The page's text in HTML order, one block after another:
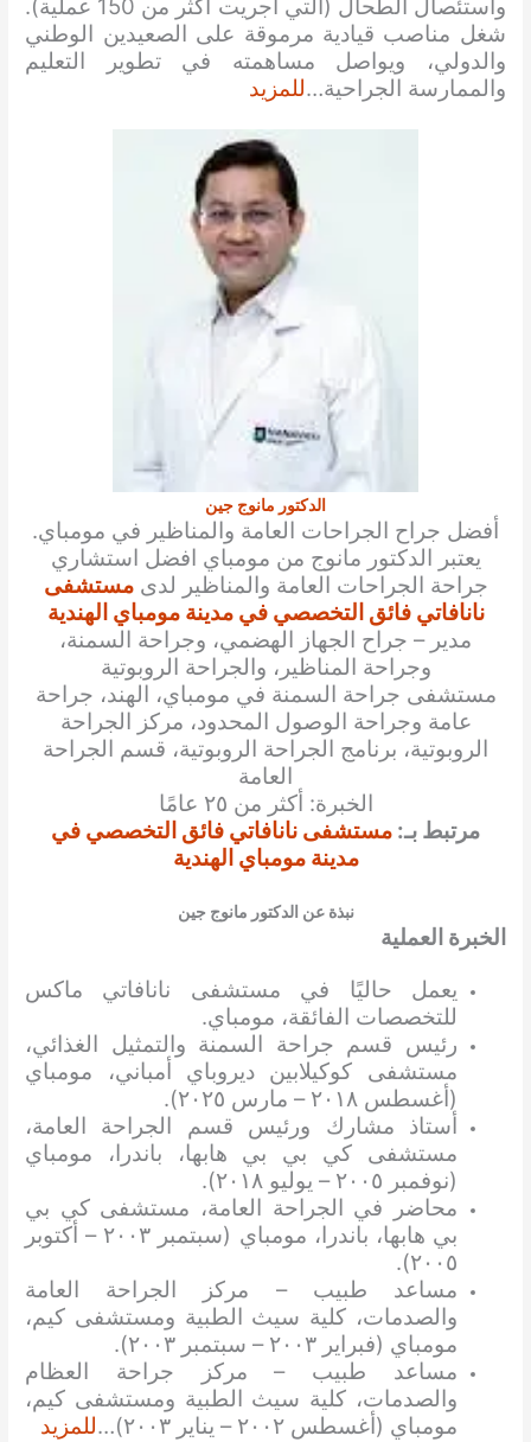
واستئصال الطحال (التي أجريت أكثر من 150 عملية).
شغل مناصب قيادية مرموقة على الصعيدين الوطني
والدولي، ويواصل مساهمته في تطوير التعليم
والممارسة الجراحية…للمزيد
الدكتور مانوج جين
أفضل جراح الجراحات العامة والمناظير في مومباي.
يعتبر الدكتور مانوج من مومباي افضل استشاري
جراحة الجراحات العامة والمناظير لدىمستشفى
نانافاتي فائق التخصصي في مدينة مومباي الهندية
مدير – جراح الجهاز الهضمي، وجراحة السمنة،
وجراحة المناظير، والجراحة الروبوتية
مستشفى جراحة السمنة في مومباي، الهند، جراحة
عامة وجراحة الوصول المحدود، مركز الجراحة
الروبوتية، برنامج الجراحة الروبوتية، قسم الجراحة
العامة
الخبرة: أكثر من ٢٥ عامًا
مرتبط بـ: مستشفى نانافاتي فائق التخصصي في
مدينة مومباي الهندية
نبذة عن الدكتور مانوج جين
الخبرة العملية
يعمل حاليًا في مستشفى نانافاتي ماكس
للتخصصات الفائقة، مومباي.
رئيس قسم جراحة السمنة والتمثيل الغذائي،
مستشفى كوكيلابين ديروباي أمباني، مومباي
(أغسطس ٢٠١٨ – مارس ٢٠٢٥).
أستاذ مشارك ورئيس قسم الجراحة العامة،
مستشفى كي بي بي هابها، باندرا، مومباي
(نوفمبر ٢٠٠٥ – يوليو ٢٠١٨).
محاضر في الجراحة العامة، مستشفى كي بي
بي هابها، باندرا، مومباي (سبتمبر ٢٠٠٣ – أكتوبر
٢٠٠٥).
مساعد طبيب – مركز الجراحة العامة
والصدمات، كلية سيث الطبية ومستشفى كيم،
مومباي (فبراير ٢٠٠٣ – سبتمبر ٢٠٠٣).
مساعد طبيب – مركز جراحة العظام
والصدمات، كلية سيث الطبية ومستشفى كيم،
مومباي (أغسطس ٢٠٠٢ – يناير ٢٠٠٣)…
للمزيد